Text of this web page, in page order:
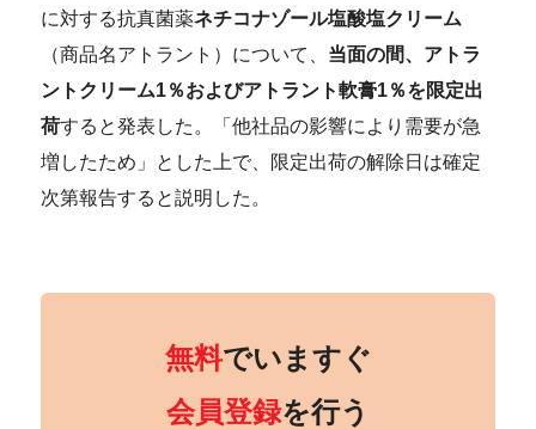
に対する抗真菌薬ネチコナゾール塩酸塩クリーム
（商品名アトラント）について、 当面の間、 アトラ
ントクリーム1％およびアトラント軟膏1％を限定出
荷すると発表した。「他社品の影響により需要が急
増したため」とした上で、限定出荷の解除日は確定
次第報告すると説明した。
無料でいますぐ
会員登録を行う